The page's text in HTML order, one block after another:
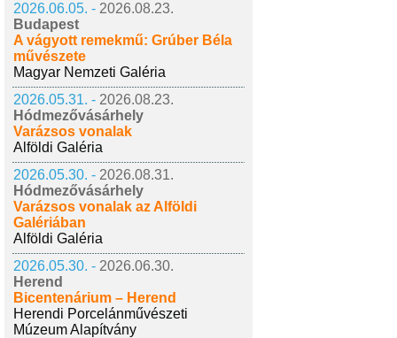
2026.06.05. - 2026.08.23.
Budapest
A vágyott remekmű: Grúber Béla
művészete
Magyar Nemzeti Galéria
2026.05.31. - 2026.08.23.
Hódmezővásárhely
Varázsos vonalak
Alföldi Galéria
2026.05.30. - 2026.08.31.
Hódmezővásárhely
Varázsos vonalak az Alföldi
Galériában
Alföldi Galéria
2026.05.30. - 2026.06.30.
Herend
Bicentenárium – Herend
Herendi Porcelánművészeti
Múzeum Alapítvány